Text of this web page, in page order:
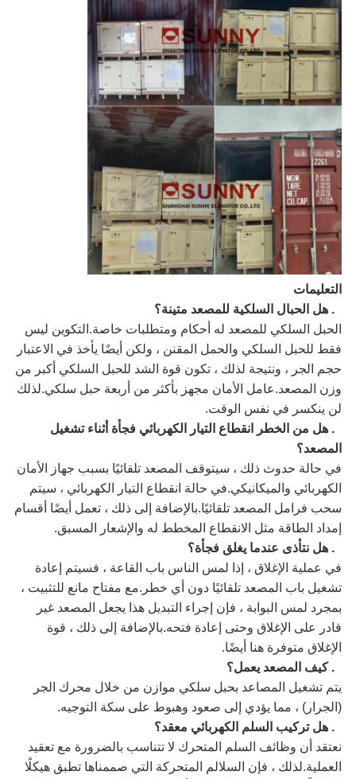
التعليمات
الحبل السلكي للمصعد له أحكام ومتطلبات خاصة.التكوين ليس
فقط للحبل السلكي والحمل المقنن ، ولكن أيضًا يأخذ في الاعتبار
حجم الجر ، ونتيجة لذلك ، تكون قوة الشد للحبل السلكي أكبر من
وزن المصعد.عامل الأمان مجهز بأكثر من أربعة حبل سلكي.لذلك
لن ينكسر في نفس الوقت.
2. هل من الخطر انقطاع التيار الكهربائي فجأة أثناء تشغيل
المصعد؟
في حالة حدوث ذلك ، سيتوقف المصعد تلقائيًا بسبب جهاز الأمان
الكهربائي والميكانيكي.في حالة انقطاع التيار الكهربائي ، سيتم
سحب فرامل المصعد تلقائيًا.بالإضافة إلى ذلك ، تعمل أيضًا أقسام
إمداد الطاقة مثل الانقطاع المخطط له والإشعار المسبق.
في عملية الإغلاق ، إذا لمس الناس باب القاعة ، فسيتم إعادة
تشغيل باب المصعد تلقائيًا دون أي خطر.مع مفتاح مانع للتثبيت ،
بمجرد لمس البوابة ، فإن إجراء التبديل هذا يجعل المصعد غير
قادر على الإغلاق وحتى إعادة فتحه.بالإضافة إلى ذلك ، قوة
الإغلاق متوفرة هنا أيضًا.
يتم تشغيل المصاعد بحبل سلكي موازن من خلال محرك الجر
(الجرار) ، مما يؤدي إلى صعود وهبوط على سكة التوجيه.
نعتقد أن وظائف السلم المتحرك لا تتناسب بالضرورة مع تعقيد
العملية.لذلك ، فإن السلالم المتحركة التي صممناها تطبق هيكلًا